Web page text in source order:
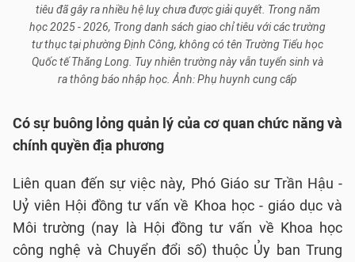
tiêu đã gây ra nhiều hệ luỵ chưa được giải quyết. Trong năm
học 2025 - 2026, Trong danh sách giao chỉ tiêu với các trường
tư thục tại phường Định Công, không có tên Trường Tiểu học
Quốc tế Thăng Long. Tuy nhiên trường này vẫn tuyển sinh và
ra thông báo nhập học. Ảnh: Phụ huynh cung cấp
Có sự buông lỏng quản lý của cơ quan chức năng và
chính quyền địa phương
Liên quan đến sự việc này, Phó Giáo sư Trần Hậu -
Uỷ viên Hội đồng tư vấn về Khoa học - giáo dục và
Môi trường (nay là Hội đồng tư vấn về Khoa học
công nghệ và Chuyển đổi số) thuộc Ủy ban Trung